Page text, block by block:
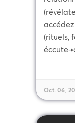
(rituels,
Oct. 06,